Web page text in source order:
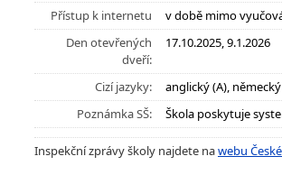
Přístup k internetu
v době mimo
Den otevřených
dveří:
17.10.2025, 9.1.2026
Cizí jazyky:
anglický (A),
Poznámka SŠ:
Škola poskytuje
Inspekční zprávy školy najdete nawebu